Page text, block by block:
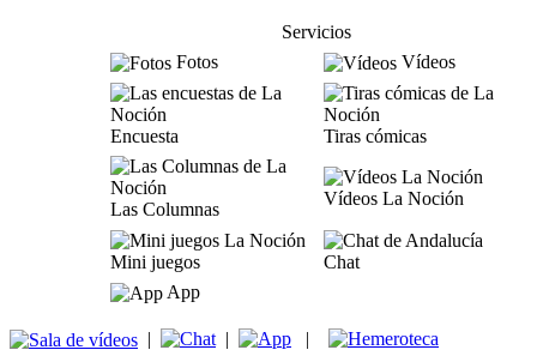
Servicios
Fotos
Vídeos
Encuesta Tiras cómicas
Las Columnas
Vídeos La Noción
Mini juegos
Chat
App
| | |